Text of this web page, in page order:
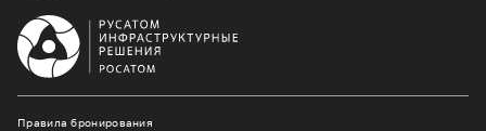
Правила бронирования